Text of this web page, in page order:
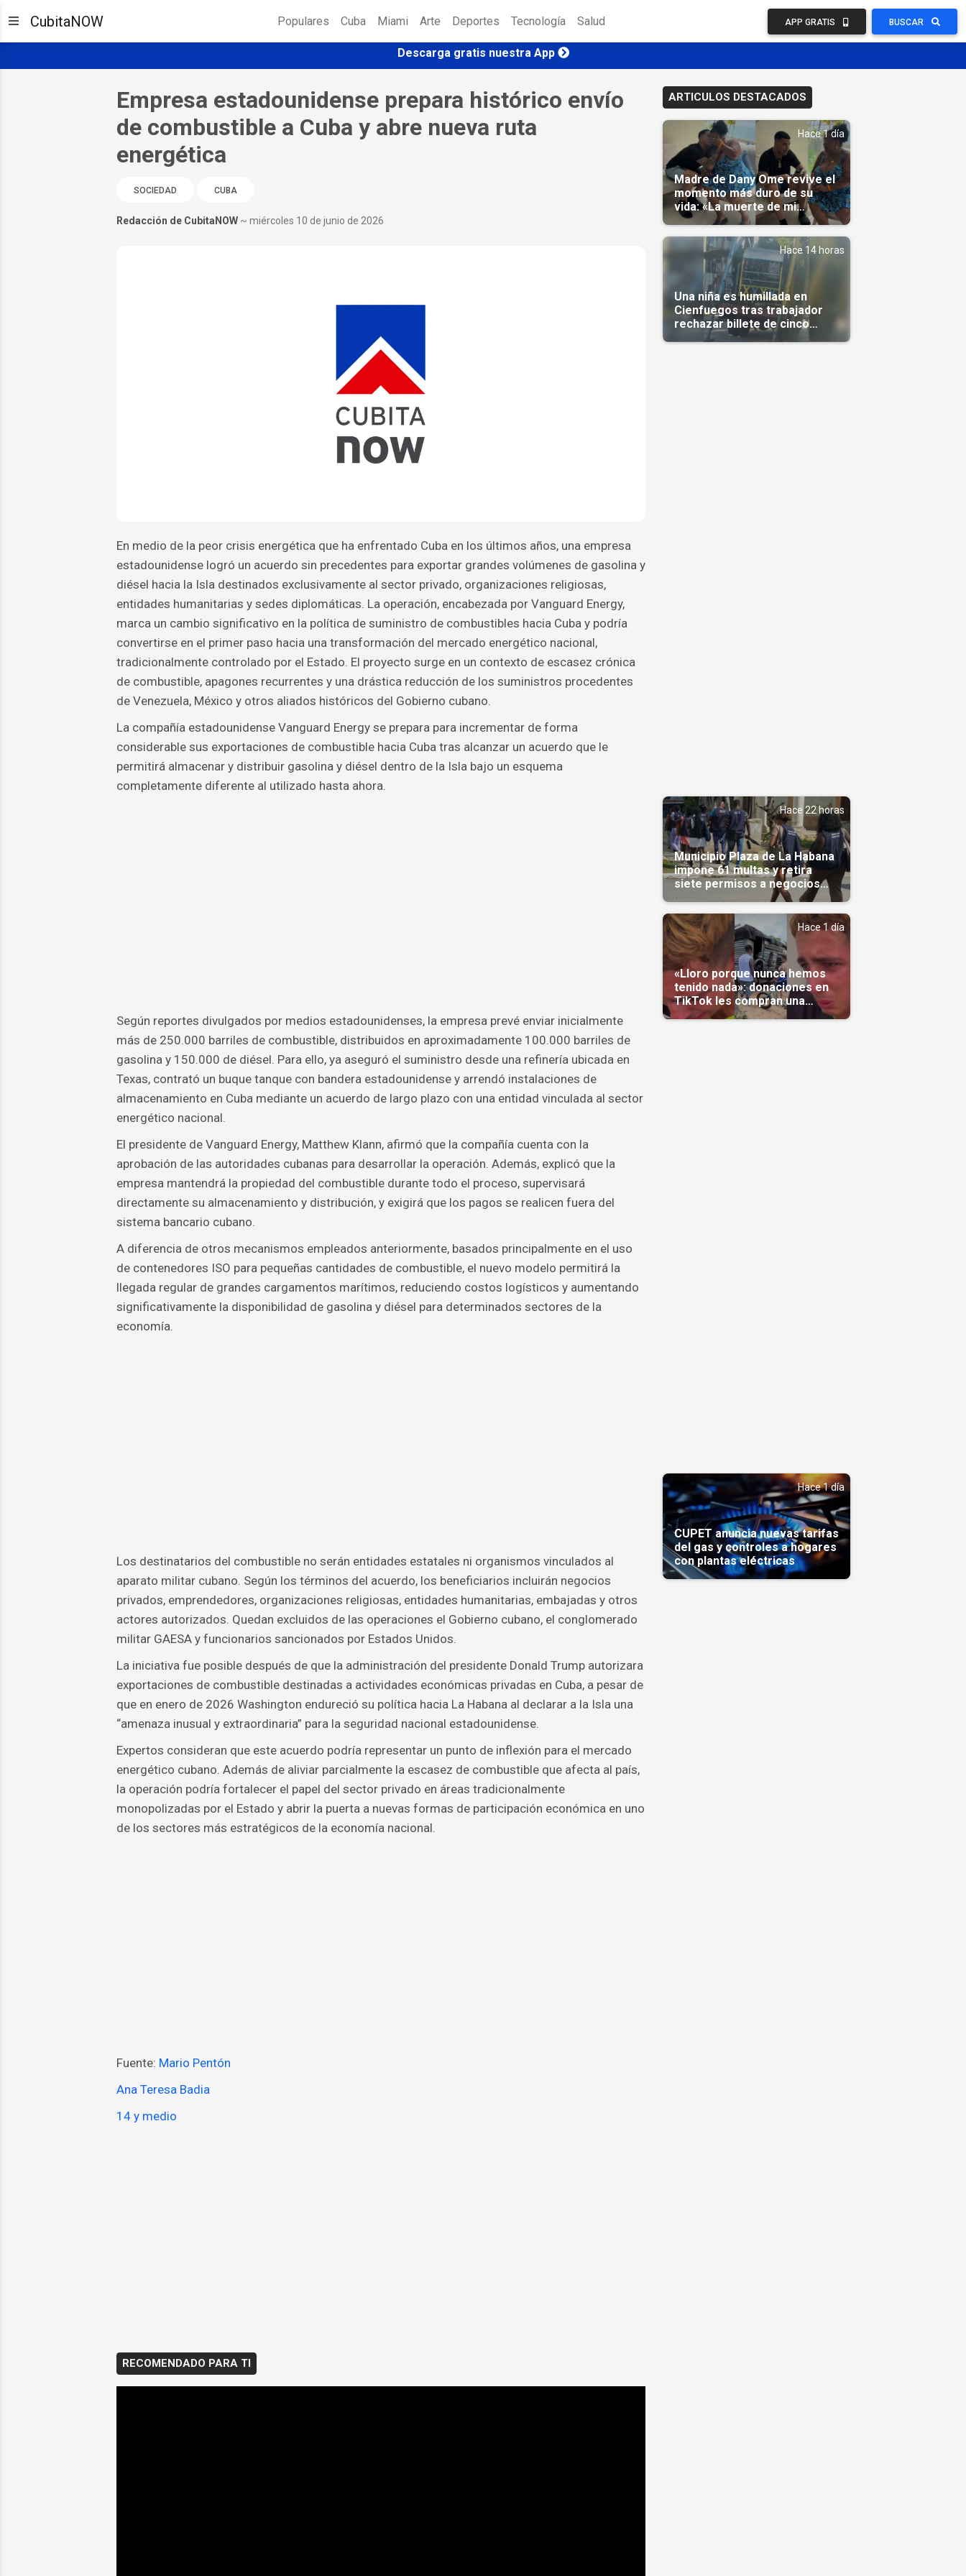
CubitaNOW Populares Cuba Miami Arte Deportes Tecnología Salud APP GRATIS BUSCAR
Descarga gratis nuestra App
Empresa estadounidense prepara histórico envío
de combustible a Cuba y abre nueva ruta
energética
SOCIEDAD CUBA
Redacción de CubitaNOW ~ miércoles 10 de junio de 2026
En medio de la peor crisis energética que ha enfrentado Cuba en los últimos años, una empresa
estadounidense logró un acuerdo sin precedentes para exportar grandes volúmenes de gasolina y
diésel hacia la Isla destinados exclusivamente al sector privado, organizaciones religiosas,
entidades humanitarias y sedes diplomáticas. La operación, encabezada por Vanguard Energy,
marca un cambio significativo en la política de suministro de combustibles hacia Cuba y podría
convertirse en el primer paso hacia una transformación del mercado energético nacional,
tradicionalmente controlado por el Estado. El proyecto surge en un contexto de escasez crónica
de combustible, apagones recurrentes y una drástica reducción de los suministros procedentes
de Venezuela, México y otros aliados históricos del Gobierno cubano.
La compañía estadounidense Vanguard Energy se prepara para incrementar de forma
considerable sus exportaciones de combustible hacia Cuba tras alcanzar un acuerdo que le
permitirá almacenar y distribuir gasolina y diésel dentro de la Isla bajo un esquema
completamente diferente al utilizado hasta ahora.
Según reportes divulgados por medios estadounidenses, la empresa prevé enviar inicialmente
más de 250.000 barriles de combustible, distribuidos en aproximadamente 100.000 barriles de
gasolina y 150.000 de diésel. Para ello, ya aseguró el suministro desde una refinería ubicada en
Texas, contrató un buque tanque con bandera estadounidense y arrendó instalaciones de
almacenamiento en Cuba mediante un acuerdo de largo plazo con una entidad vinculada al sector
energético nacional.
El presidente de Vanguard Energy, Matthew Klann, afirmó que la compañía cuenta con la
aprobación de las autoridades cubanas para desarrollar la operación. Además, explicó que la
empresa mantendrá la propiedad del combustible durante todo el proceso, supervisará
directamente su almacenamiento y distribución, y exigirá que los pagos se realicen fuera del
sistema bancario cubano.
A diferencia de otros mecanismos empleados anteriormente, basados principalmente en el uso
de contenedores ISO para pequeñas cantidades de combustible, el nuevo modelo permitirá la
llegada regular de grandes cargamentos marítimos, reduciendo costos logísticos y aumentando
significativamente la disponibilidad de gasolina y diésel para determinados sectores de la
economía.
Los destinatarios del combustible no serán entidades estatales ni organismos vinculados al
aparato militar cubano. Según los términos del acuerdo, los beneficiarios incluirán negocios
privados, emprendedores, organizaciones religiosas, entidades humanitarias, embajadas y otros
actores autorizados. Quedan excluidos de las operaciones el Gobierno cubano, el conglomerado
militar GAESA y funcionarios sancionados por Estados Unidos.
La iniciativa fue posible después de que la administración del presidente Donald Trump autorizara
exportaciones de combustible destinadas a actividades económicas privadas en Cuba, a pesar de
que en enero de 2026 Washington endureció su política hacia La Habana al declarar a la Isla una
“amenaza inusual y extraordinaria” para la seguridad nacional estadounidense.
Expertos consideran que este acuerdo podría representar un punto de inflexión para el mercado
energético cubano. Además de aliviar parcialmente la escasez de combustible que afecta al país,
la operación podría fortalecer el papel del sector privado en áreas tradicionalmente
monopolizadas por el Estado y abrir la puerta a nuevas formas de participación económica en uno
de los sectores más estratégicos de la economía nacional.
Fuente: Mario Pentón
Ana Teresa Badia
14 y medio
RECOMENDADO PARA TI
ARTICULOS DESTACADOS
Hace 1 día
Madre de Dany Ome revive el
momento más duro de su
vida: «La muerte de mi
nieto»(Video)
Hace 14 horas
Una niña es humillada en
Cienfuegos tras trabajador
rechazar billete de cinco
pesos
Hace 22 horas
Municipio Plaza de La Habana
impone 61 multas y retira
siete permisos a negocios
Hace 1 día
«Lloro porque nunca hemos
tenido nada»: donaciones en
TikTok les compran una
casa(Video)
Hace 1 día
CUPET anuncia nuevas tarifas
del gas y controles a hogares
con plantas eléctricas